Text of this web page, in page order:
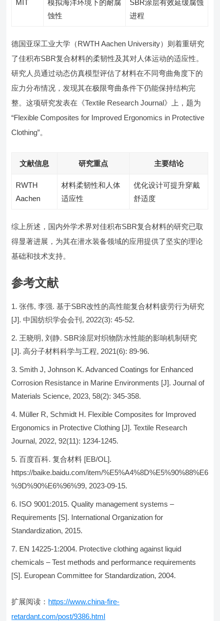
MIT
模拟海洋环境下的耐腐
蚀性
SBR涂层有效延缓腐蚀
进程
德国亚琛工业大学（RWTH Aachen University）则着重研究
了佳积布SBR复合材料的柔韧性及其对人体运动的适应性。
研究人员通过动态仿真模型评估了材料在不同弯曲角度下的
应力分布情况，发现其在极限弯曲条件下仍能保持结构完
整。这项研究发表在《Textile Research Journal》上，题为
“Flexible Composites for Improved Ergonomics in Protective
Clothing”。
文献信息 研究重点 主要结论
RWTH
Aachen
材料柔韧性和人体
适应性
优化设计可提升穿戴
舒适度
综上所述，国内外学术界对佳积布SBR复合材料的研究已取
得显著进展，为其在潜水装备领域的应用提供了坚实的理论
基础和技术支持。
参考文献
张伟, 李强. 基于SBR改性的高性能复合材料疲劳行为研究
[J]. 中国纺织学会会刊, 2022(3): 45-52.
王晓明, 刘静. SBR涂层对织物防水性能的影响机制研究
[J]. 高分子材料科学与工程, 2021(6): 89-96.
Smith J, Johnson K. Advanced Coatings for Enhanced
Corrosion Resistance in Marine Environments [J]. Journal of
Materials Science, 2023, 58(2): 345-358.
Müller R, Schmidt H. Flexible Composites for Improved
Ergonomics in Protective Clothing [J]. Textile Research
Journal, 2022, 92(11): 1234-1245.
百度百科. 复合材料 [EB/OL].
https://baike.baidu.com/item/%E5%A4%8D%E5%90%88%E6
%9D%90%E6%96%99, 2023-09-15.
ISO 9001:2015. Quality management systems –
Requirements [S]. International Organization for
Standardization, 2015.
EN 14225-1:2004. Protective clothing against liquid
chemicals – Test methods and performance requirements
[S]. European Committee for Standardization, 2004.
扩展阅读： https://www.china-fire-
retardant.com/post/9386.html